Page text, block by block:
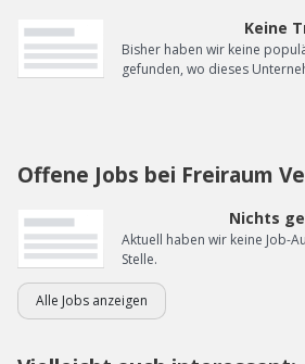
Keine
Bisher haben wir keine
gefunden, wo dieses
Offene Jobs bei Freiraum
Nichts
Aktuell haben wir keine Job-
Stelle.
Alle Jobs anzeigen